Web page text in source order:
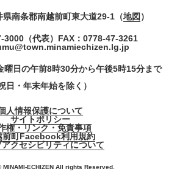
南条郡南越前町東大道29-1（地図 ）
3000（代表） FAX：0778-47-3261
曜日の午前8時30分から午後5時15分まで
祝日・年末年始を除く）
人情報保護について
サイトポリシー
権・リンク・免責事項
前町Facebook利用規約
アクセシビリティについて
ECHIZEN All rights Reserved.